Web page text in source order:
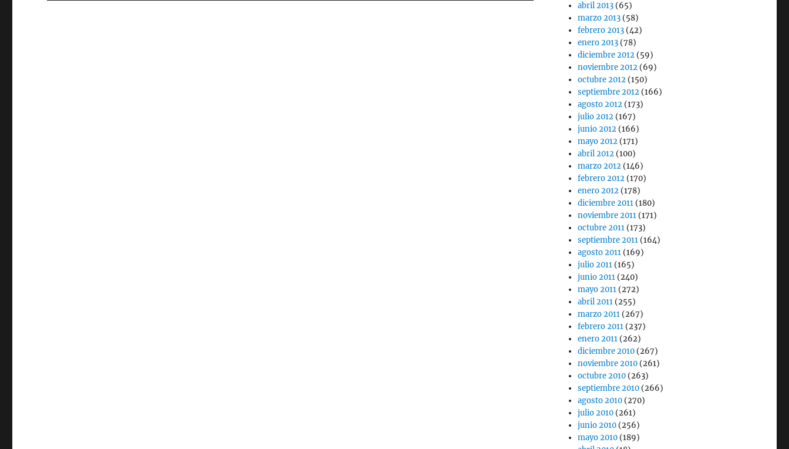
abril 2013 (65)
marzo 2013 (58)
febrero 2013 (42)
enero 2013 (78)
diciembre 2012 (59)
noviembre 2012 (69)
octubre 2012 (150)
septiembre 2012 (166)
agosto 2012 (173)
julio 2012 (167)
junio 2012 (166)
mayo 2012 (171)
abril 2012 (100)
marzo 2012 (146)
febrero 2012 (170)
enero 2012 (178)
diciembre 2011 (180)
noviembre 2011 (171)
octubre 2011 (173)
septiembre 2011 (164)
agosto 2011 (169)
julio 2011 (165)
junio 2011 (240)
mayo 2011 (272)
abril 2011 (255)
marzo 2011 (267)
febrero 2011 (237)
enero 2011 (262)
diciembre 2010 (267)
noviembre 2010 (261)
octubre 2010 (263)
septiembre 2010 (266)
agosto 2010 (270)
julio 2010 (261)
junio 2010 (256)
mayo 2010 (189)